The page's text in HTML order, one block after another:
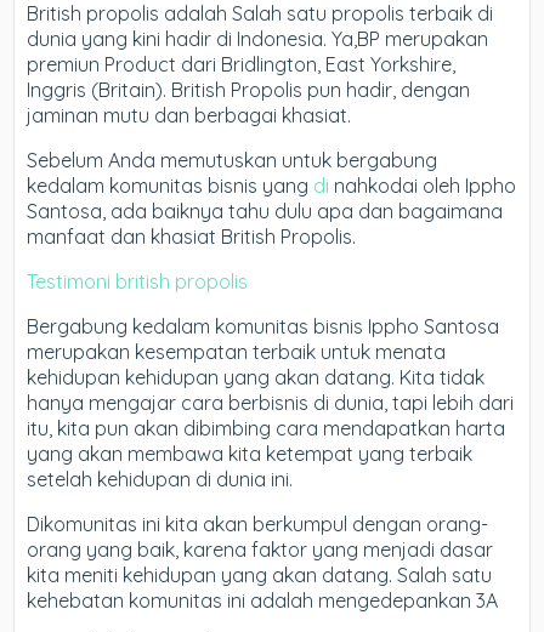
British propolis adalah Salah satu propolis terbaik di
dunia yang kini hadir di Indonesia. Ya,BP merupakan
premiun Product dari Bridlington, East Yorkshire,
Inggris (Britain). British Propolis pun hadir, dengan
jaminan mutu dan berbagai khasiat.
Sebelum Anda memutuskan untuk bergabung
kedalam komunitas bisnis yang di nahkodai oleh Ippho
Santosa, ada baiknya tahu dulu apa dan bagaimana
manfaat dan khasiat British Propolis.
Testimoni british propolis
Bergabung kedalam komunitas bisnis Ippho Santosa
merupakan kesempatan terbaik untuk menata
kehidupan kehidupan yang akan datang. Kita tidak
hanya mengajar cara berbisnis di dunia, tapi lebih dari
itu, kita pun akan dibimbing cara mendapatkan harta
yang akan membawa kita ketempat yang terbaik
setelah kehidupan di dunia ini.
Dikomunitas ini kita akan berkumpul dengan orang-
orang yang baik, karena faktor yang menjadi dasar
kita meniti kehidupan yang akan datang. Salah satu
kehebatan komunitas ini adalah mengedepankan 3A